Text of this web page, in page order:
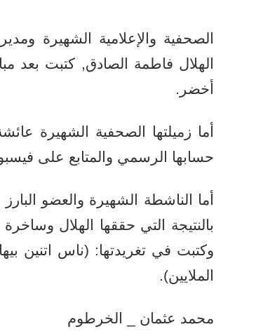
الصحفية والإعلامية الشهيرة
الهلال فاطمة الصادق, كتبت بعد
أخضر.
أما زميلتها الصحفية الشهيرة
حسابها الرسمي والمتابع على
أما الناشطة الشهيرة والعضو
بالنتيجة التي حققها الهلال
وكتبت في تغريدتها: (ناس اتنين
الملايين).
محمد عثمان _ الخرطوم